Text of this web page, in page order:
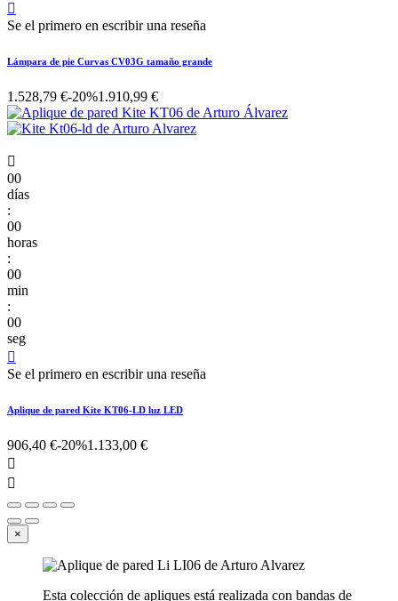

Se el primero en escribir una reseña
Lámpara de pie Curvas CV03G tamaño grande
1.528,79 €-20%1.910,99 €

00
días
:
00
horas
:
00
min
:
00
seg

Se el primero en escribir una reseña
Aplique de pared Kite KT06-LD luz LED
906,40 €-20%1.133,00 €


×
Esta colección de apliques está realizada con bandas de